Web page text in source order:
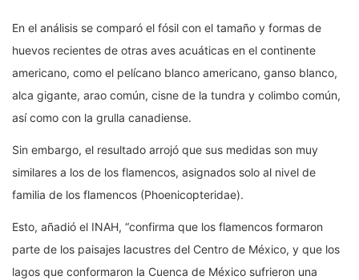
En el análisis se comparó el fósil con el tamaño y formas de
huevos recientes de otras aves acuáticas en el continente
americano, como el pelícano blanco americano, ganso blanco,
alca gigante, arao común, cisne de la tundra y colimbo común,
así como con la grulla canadiense.
Sin embargo, el resultado arrojó que sus medidas son muy
similares a los de los flamencos, asignados solo al nivel de
familia de los flamencos (Phoenicopteridae).
Esto, añadió el INAH, “confirma que los flamencos formaron
parte de los paisajes lacustres del Centro de México, y que los
lagos que conformaron la Cuenca de México sufrieron una